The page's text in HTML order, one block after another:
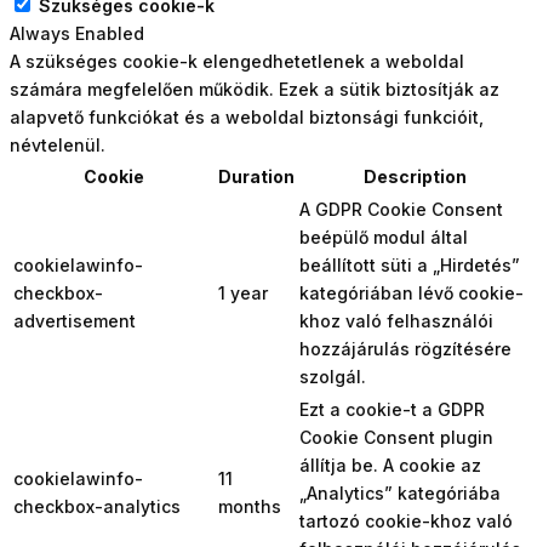
Szükséges cookie-k
Always Enabled
A szükséges cookie-k elengedhetetlenek a weboldal
számára megfelelően működik. Ezek a sütik biztosítják az
alapvető funkciókat és a weboldal biztonsági funkcióit,
névtelenül.
Cookie
Duration Description
cookielawinfo-
checkbox-
advertisement
1 year
A GDPR Cookie Consent
beépülő modul által
beállított süti a „Hirdetés”
kategóriában lévő cookie-
khoz való felhasználói
hozzájárulás rögzítésére
szolgál.
cookielawinfo-
checkbox-analytics
11
months
Ezt a cookie-t a GDPR
Cookie Consent plugin
állítja be. A cookie az
„Analytics” kategóriába
tartozó cookie-khoz való